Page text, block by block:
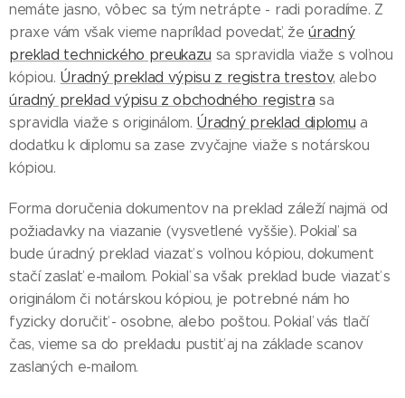
nemáte jasno, vôbec sa tým netrápte - radi poradíme. Z
praxe vám však vieme napríklad povedať, žeúradný
preklad technického preukazu sa spravidla viaže s voľnou
kópiou. Úradný preklad výpisu z registra trestov, alebo
úradný preklad výpisu z obchodného registra sa
spravidla viaže s originálom. Úradný preklad diplomu a
dodatku k diplomu sa zase zvyčajne viaže s notárskou
kópiou.
Forma doručenia dokumentov na preklad záleží najmä od
požiadavky na viazanie (vysvetlené vyššie). Pokiaľ sa
bude úradný preklad viazať s voľnou kópiou, dokument
stačí zaslať e-mailom. Pokiaľ sa však preklad bude viazať s
originálom či notárskou kópiou, je potrebné nám ho
fyzicky doručiť - osobne, alebo poštou. Pokiaľ vás tlačí
čas, vieme sa do prekladu pustiť aj na základe scanov
zaslaných e-mailom.